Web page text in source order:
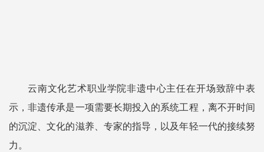
云南文化艺术职业学院非遗中心主任在开场致辞中表
示，非遗传承是一项需要长期投入的系统工程，离不开时间
的沉淀、文化的滋养、专家的指导，以及年轻一代的接续努
力。